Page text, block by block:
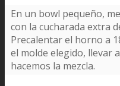
En un bowl pequeño,
con la cucharada extra
Precalentar el horno a
el molde elegido, llevar
hacemos la mezcla.